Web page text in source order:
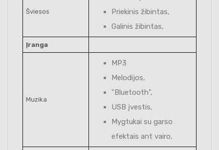
Šviesos
Priekinis žibintas,
Galinis žibintas,
Įranga
Muzika
MP3
Melodijos,
"Bluetooth",
USB įvestis,
Mygtukai su garso
efektais ant vairo,